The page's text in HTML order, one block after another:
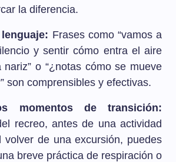
la diferencia.
Frases como “vamos a
y sentir cómo entra el aire
nariz” o “¿notas cómo se mueve
son comprensibles y efectivas.
momentos de transición:
recreo, antes de una actividad
volver de una excursión, puedes
breve práctica de respiración o